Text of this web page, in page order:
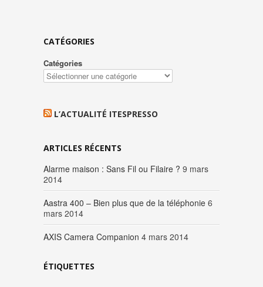
CATÉGORIES
Catégories
L’ACTUALITÉ ITESPRESSO
ARTICLES RÉCENTS
Alarme maison : Sans Fil ou Filaire ? 9 mars
2014
Aastra 400 – Bien plus que de la téléphonie 6
mars 2014
AXIS Camera Companion 4 mars 2014
ÉTIQUETTES